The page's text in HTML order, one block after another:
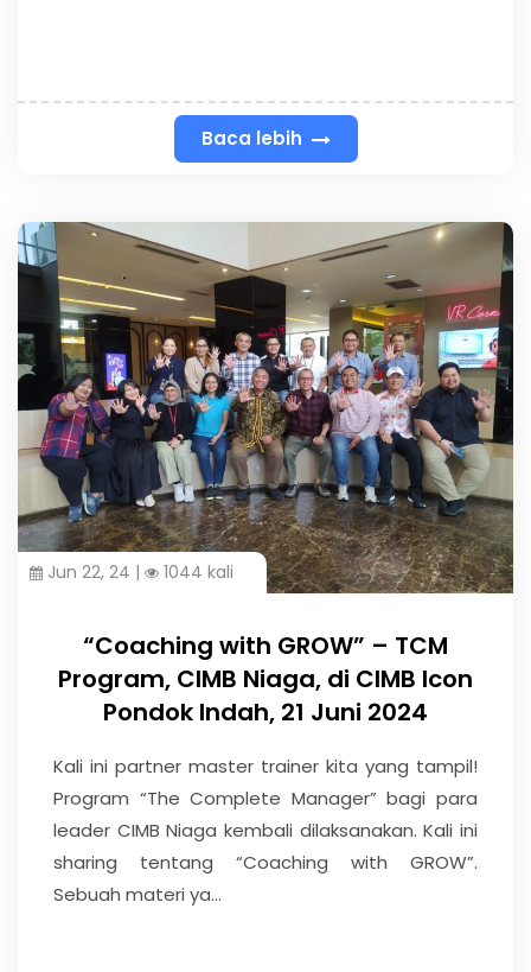
Baca lebih
Jun 22, 24 | 1044 kali
“Coaching with GROW” – TCM
Program, CIMB Niaga, di CIMB Icon
Pondok Indah, 21 Juni 2024
Kali ini partner master trainer kita yang tampil!
Program “The Complete Manager” bagi para
leader CIMB Niaga kembali dilaksanakan. Kali ini
sharing tentang “Coaching with GROW”.
Sebuah materi ya...